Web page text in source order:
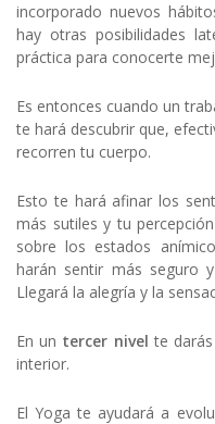
incorporado nuevos
hay otras posibilidades
práctica para conocerte
Es entonces cuando un
te hará descubrir que,
recorren tu cuerpo.
Esto te hará afinar los
más sutiles y tu
sobre los estados
harán sentir más seguro
Llegará la alegría y la
En un tercer nivel te
interior.
El Yoga te ayudará a